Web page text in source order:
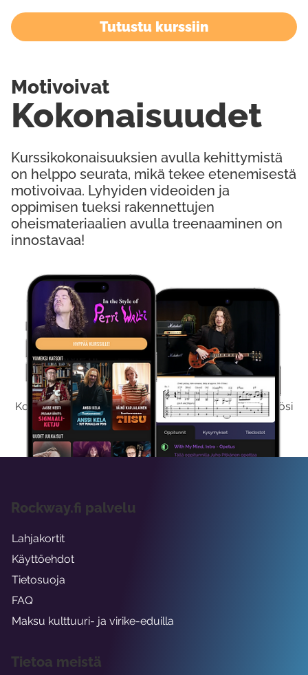
Kokeile Ilmaiseksi
Kokeilemalla ilmaiseksi saat koko sisältömme käyttöösi
viikon ajaksi.
Tutustu kurssiin
Kurssikokonaisuuksien avulla kehittymistä
on helppo seurata, mikä tekee etenemisestä
motivoivaa. Lyhyiden videoiden ja
oppimisen tueksi rakennettujen
oheismateriaalien avulla treenaaminen on
innostavaa!
Kokonaisuudet
Motivoivat
Rockway.fi palvelu
Lahjakortit
Käyttöehdot
Tietosuoja
FAQ
Maksu kulttuuri- ja virike-eduilla
Tietoa meistä